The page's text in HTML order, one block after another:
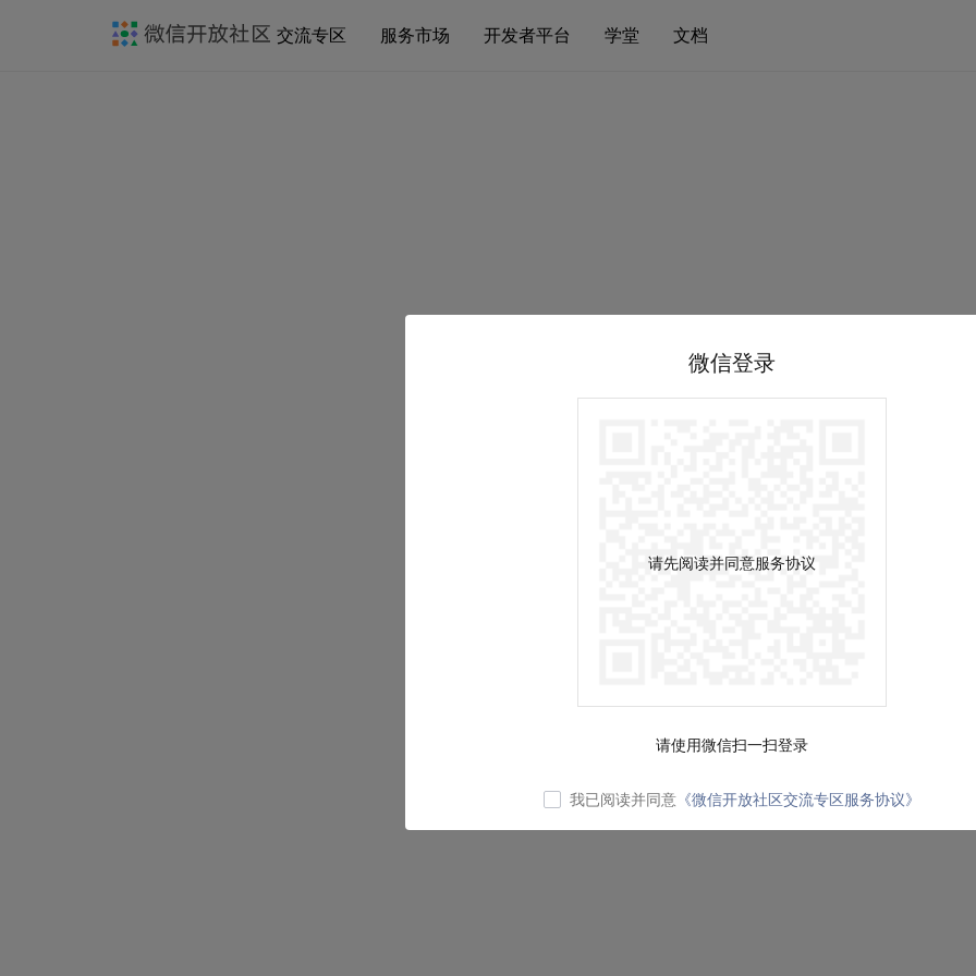
交流专区 服务市场 开发者平台 学堂 文档
微信登录
请先阅读并同意服务协议
请使用微信扫一扫登录
我已阅读并同意 《微信开放社区交流专区服务协议》